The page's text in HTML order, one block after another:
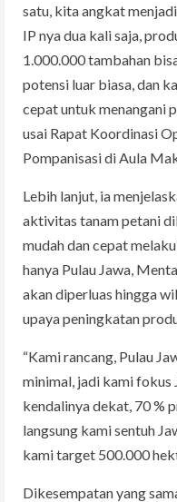
satu, kita angkat
IP nya dua kali saja,
1.000.000 tambahan
potensi luar biasa, dan
cepat untuk menangani
usai Rapat Koordinasi
Pompanisasi di Aula
Lebih lanjut, ia
aktivitas tanam petani
mudah dan cepat
hanya Pulau Jawa,
akan diperluas hingga
upaya peningkatan
“Kami rancang, Pulau
minimal, jadi kami fokus
kendalinya dekat, 70 %
langsung kami sentuh
kami target 500.000
Dikesempatan yang